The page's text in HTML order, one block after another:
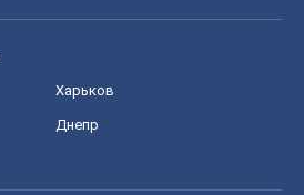
Харьков
Днепр